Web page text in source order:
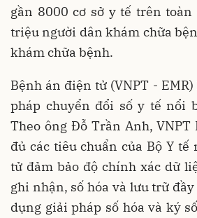
gần 8000 cơ sở y tế trên
triệu người dân khám chữa
khám chữa bệnh.
Bệnh án điện tử (VNPT -
pháp chuyển đổi số y tế nổi
Theo ông Đỗ Trần Anh, VNPT
đủ các tiêu chuẩn của Bộ Y
tử đảm bảo độ chính xác dữ
ghi nhận, số hóa và lưu trữ đầy
dụng giải pháp số hóa và ký